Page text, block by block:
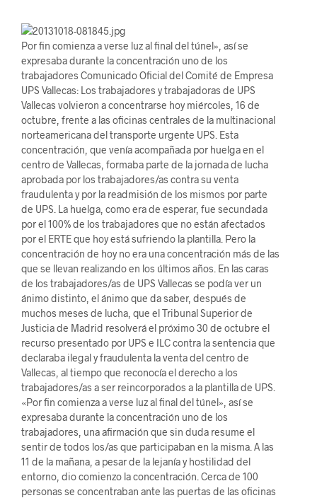
Por fin comienza a verse luz al final del túnel», así se
expresaba durante la concentración uno de los
trabajadores Comunicado Oficial del Comité de Empresa
UPS Vallecas: Los trabajadores y trabajadoras de UPS
Vallecas volvieron a concentrarse hoy miércoles, 16 de
octubre, frente a las oficinas centrales de la multinacional
norteamericana del transporte urgente UPS. Esta
concentración, que venía acompañada por huelga en el
centro de Vallecas, formaba parte de la jornada de lucha
aprobada por los trabajadores/as contra su venta
fraudulenta y por la readmisión de los mismos por parte
de UPS. La huelga, como era de esperar, fue secundada
por el 100% de los trabajadores que no están afectados
por el ERTE que hoy está sufriendo la plantilla. Pero la
concentración de hoy no era una concentración más de las
que se llevan realizando en los últimos años. En las caras
de los trabajadores/as de UPS Vallecas se podía ver un
ánimo distinto, el ánimo que da saber, después de
muchos meses de lucha, que el Tribunal Superior de
Justicia de Madrid resolverá el próximo 30 de octubre el
recurso presentado por UPS e ILC contra la sentencia que
declaraba ilegal y fraudulenta la venta del centro de
Vallecas, al tiempo que reconocía el derecho a los
trabajadores/as a ser reincorporados a la plantilla de UPS.
«Por fin comienza a verse luz al final del túnel», así se
expresaba durante la concentración uno de los
trabajadores, una afirmación que sin duda resume el
sentir de todos los/as que participaban en la misma. A las
11 de la mañana, a pesar de la lejanía y hostilidad del
entorno, dio comienzo la concentración. Cerca de 100
personas se concentraban ante las puertas de las oficinas